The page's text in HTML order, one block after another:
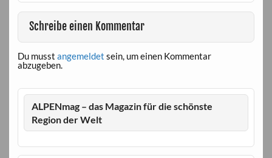
Schreibe einen Kommentar
Du musst angemeldet sein, um einen Kommentar
abzugeben.
ALPENmag – das Magazin für die schönste
Region der Welt